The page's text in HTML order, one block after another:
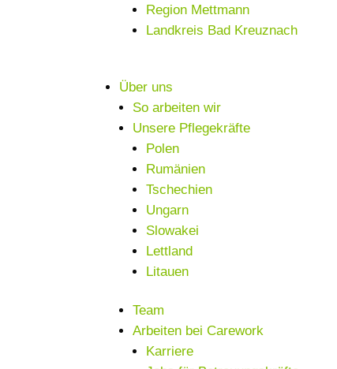
Region Mettmann
Landkreis Bad Kreuznach
Über uns
So arbeiten wir
Unsere Pflegekräfte
Polen
Rumänien
Tschechien
Ungarn
Slowakei
Lettland
Litauen
Team
Arbeiten bei Carework
Karriere